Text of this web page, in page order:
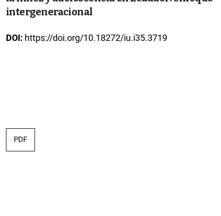
intergeneracional
DOI: https://doi.org/10.18272/iu.i35.3719
PDF